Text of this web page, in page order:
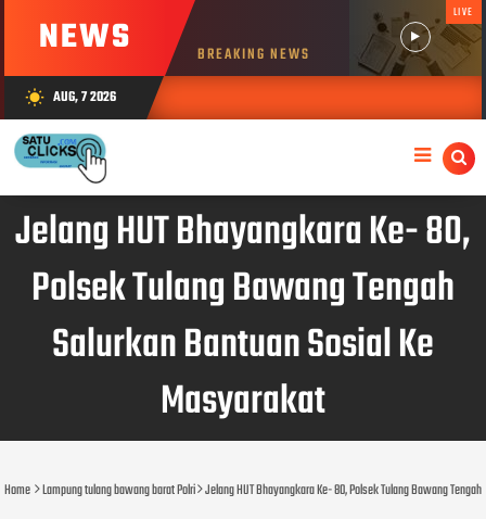
NEWS BREAKING NEWS
LIVE
wb_sunny AUG, 7 2026
Jelang HUT Bhayangkara Ke- 80,
Polsek Tulang Bawang Tengah
Salurkan Bantuan Sosial Ke
Masyarakat
Home Lampung tulang bawang barat Polri Jelang HUT Bhayangkara Ke- 80, Polsek Tulang Bawang